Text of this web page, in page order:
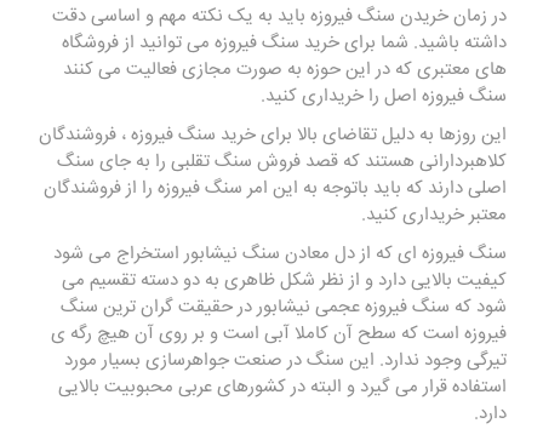
در زمان خریدن سنگفیروزه باید به یک نکته مهم و اساسی دقت
داشته باشید. شما برای خرید سنگ فیروزه می توانید از فروشگاه
های معتبری که در این حوزه به صورت مجازی فعالیت می کنند
سنگ فیروزه اصل را خریداری کنید.
این روزها به دلیل تقاضای بالا برای خرید سنگ فیروزه ، فروشندگان
کلاهبردارانی هستند که قصد فروش سنگ تقلبی را به جای سنگ
اصلی دارند که باید باتوجه به این امر سنگ فیروزه را از فروشندگان
معتبر خریداری کنید.
سنگ فیروزه ای که از دل معادن سنگ نیشابور استخراج می شود
کیفیت بالایی دارد و از نظر شکل ظاهری به دو دسته تقسیم می
شود که سنگ فیروزه عجمی نیشابور در حقیقت گران ترین سنگ
فیروزه است که سطح آن کاملا آبی است و بر روی آن هیچ رگه ی
تیرگی وجود ندارد. این سنگ در صنعت جواهرسازی بسیار مورد
استفاده قرار می گیرد و البته در کشورهای عربی محبوبیت بالایی
دارد.